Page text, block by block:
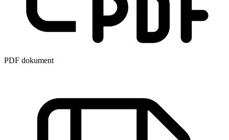
PDF dokument